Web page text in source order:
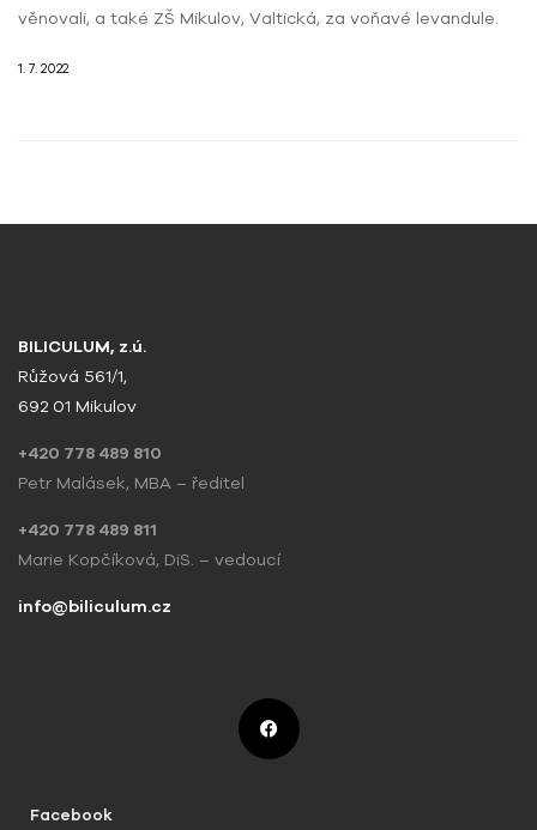
věnovali, a také ZŠ Mikulov, Valtická, za voňavé levandule.
1. 7. 2022
BILICULUM, z.ú.
Růžová 561/1,
692 01 Mikulov
+420 778 489 810
Petr Malásek, MBA – ředitel
+420 778 489 811
Marie Kopčíková, DiS. – vedoucí
info@biliculum.cz
Facebook